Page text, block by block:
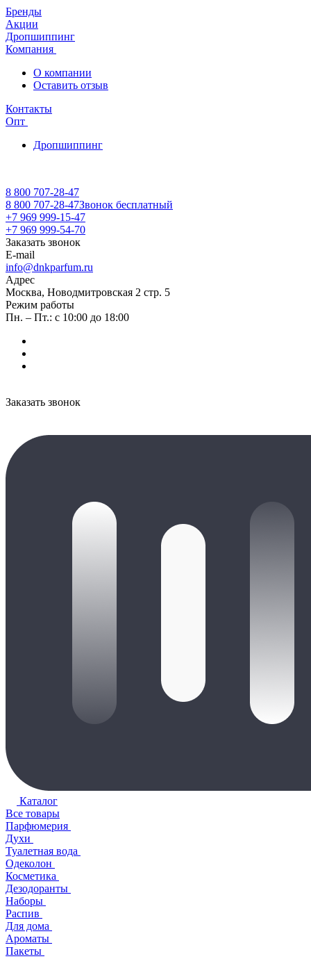
Бренды
Акции
Дропшиппинг
Компания
О компании
Оставить отзыв
Контакты
Опт
Дропшиппинг
8 800 707-28-47
8 800 707-28-47Звонок бесплатный
+7 969 999-15-47
+7 969 999-54-70
Заказать звонок
E-mail
info@dnkparfum.ru
Адрес
Москва, Новодмитровская 2 стр. 5
Режим работы
Пн. – Пт.: с 10:00 до 18:00
Заказать звонок
Каталог
Все товары
Парфюмерия
Духи
Туалетная вода
Одеколон
Косметика
Дезодоранты
Наборы
Распив
Для дома
Ароматы
Пакеты